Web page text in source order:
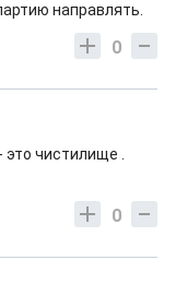
направлять.
0
чистилище .
0